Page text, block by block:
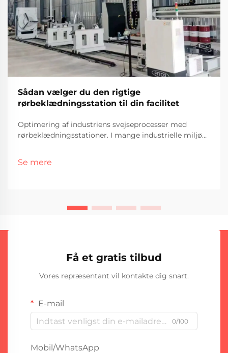
Sådan vælger du den rigtige
rørbeklædningsstation til din facilitet
Optimering af industriens svejseprocesser med
rørbeklædningsstationer. I mange industrielle miljøer
effektivitet og reducere
beskyttende overflade mod aggressive påvirkninger.
Se mere
Få et gratis tilbud
Vores repræsentant vil kontakte dig snart.
E-mail
0/100
Mobil/WhatsApp